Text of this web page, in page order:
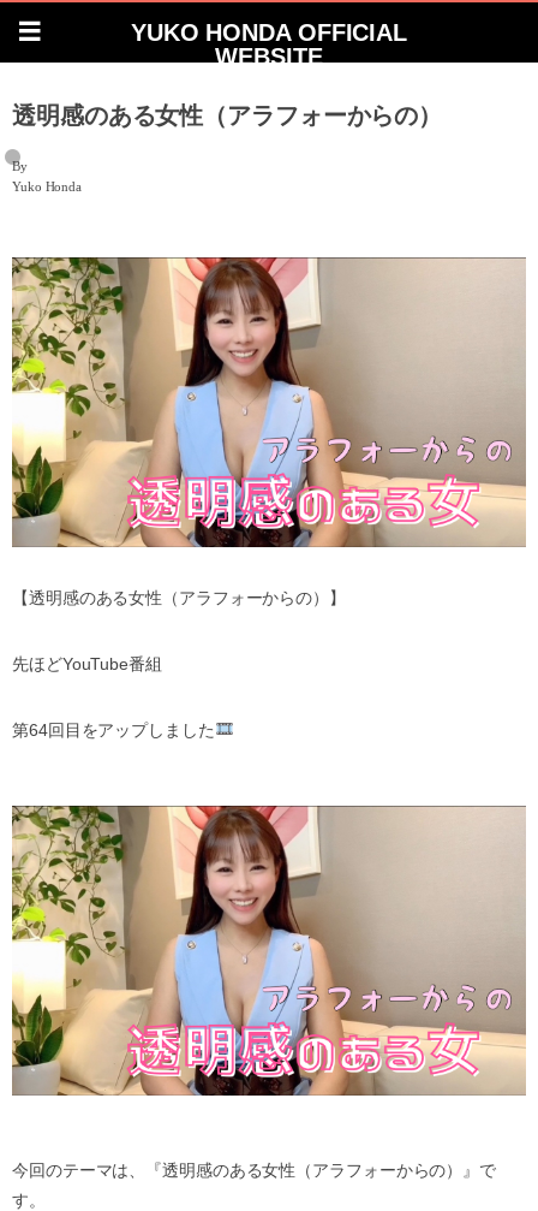
YUKO HONDA OFFICIAL
WEBSITE
透明感のある女性（アラフォーからの）
By
Yuko Honda
【透明感のある女性（アラフォーからの）】
先ほどYouTube番組
第64回目をアップしました
今回のテーマは、『透明感のある女性（アラフォーからの）』で
す。